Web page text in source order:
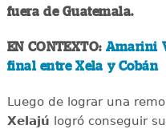
fuera de Guatemala.
EN CONTEXTO: Amarini
final entre Xela y Cobán
Luego de lograr una
Xelajú logró conseguir